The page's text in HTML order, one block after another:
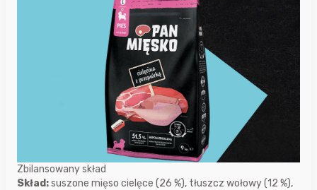
Zbilansowany skład
Skład:suszone mięso cielęce (26 %), tłuszcz wołowy (12 %),